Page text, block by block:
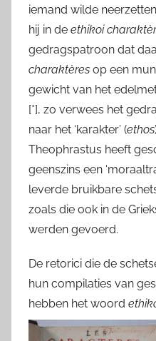
iemand wilde
hij in de ethikoi
gedragspatroon dat
charaktères op een
gewicht van het
[*], zo verwees het
naar het ‘karakter’ (ethos
Theophrastus heeft
geenszins een
leverde bruikbare
zoals die ook in de
werden gevoerd.
De retorici die de
hun compilaties van
hebben het woord